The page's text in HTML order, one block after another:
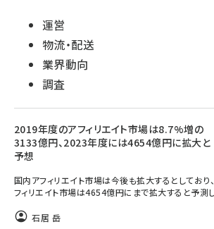
運営
物流・配送
業界動向
調査
2019年度のアフィリエイト市場は8.7%増の
3133億円、2023年度には4654億円に拡大と
予想
国内アフィリエイト市場は今後も拡大するとしてお
フィリエイト市場は4654億円にまで拡大すると予測
石居 岳